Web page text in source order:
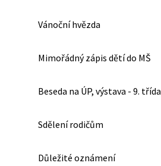
Vánoční hvězda
Mimořádný zápis dětí do MŠ
Beseda na ÚP, výstava - 9. třída
Sdělení rodičům
Důležité oznámení